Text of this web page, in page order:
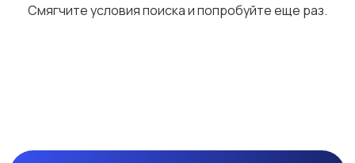
Смягчите условия поиска и попробуйте еще раз.